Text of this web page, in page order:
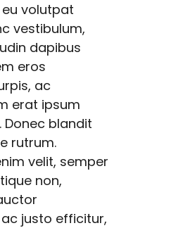
volutpat
vestibulum,
dapibus
eros
ac
erat ipsum
blandit
rutrum.
velit, semper
non,
ac justo efficitur,